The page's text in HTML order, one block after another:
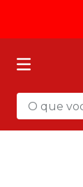
O que você